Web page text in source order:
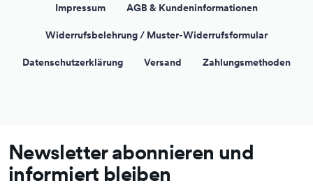
Impressum AGB & Kundeninformationen
Widerrufsbelehrung / Muster-Widerrufsformular
Datenschutzerklärung Versand Zahlungsmethoden
Newsletter abonnieren und
informiert bleiben